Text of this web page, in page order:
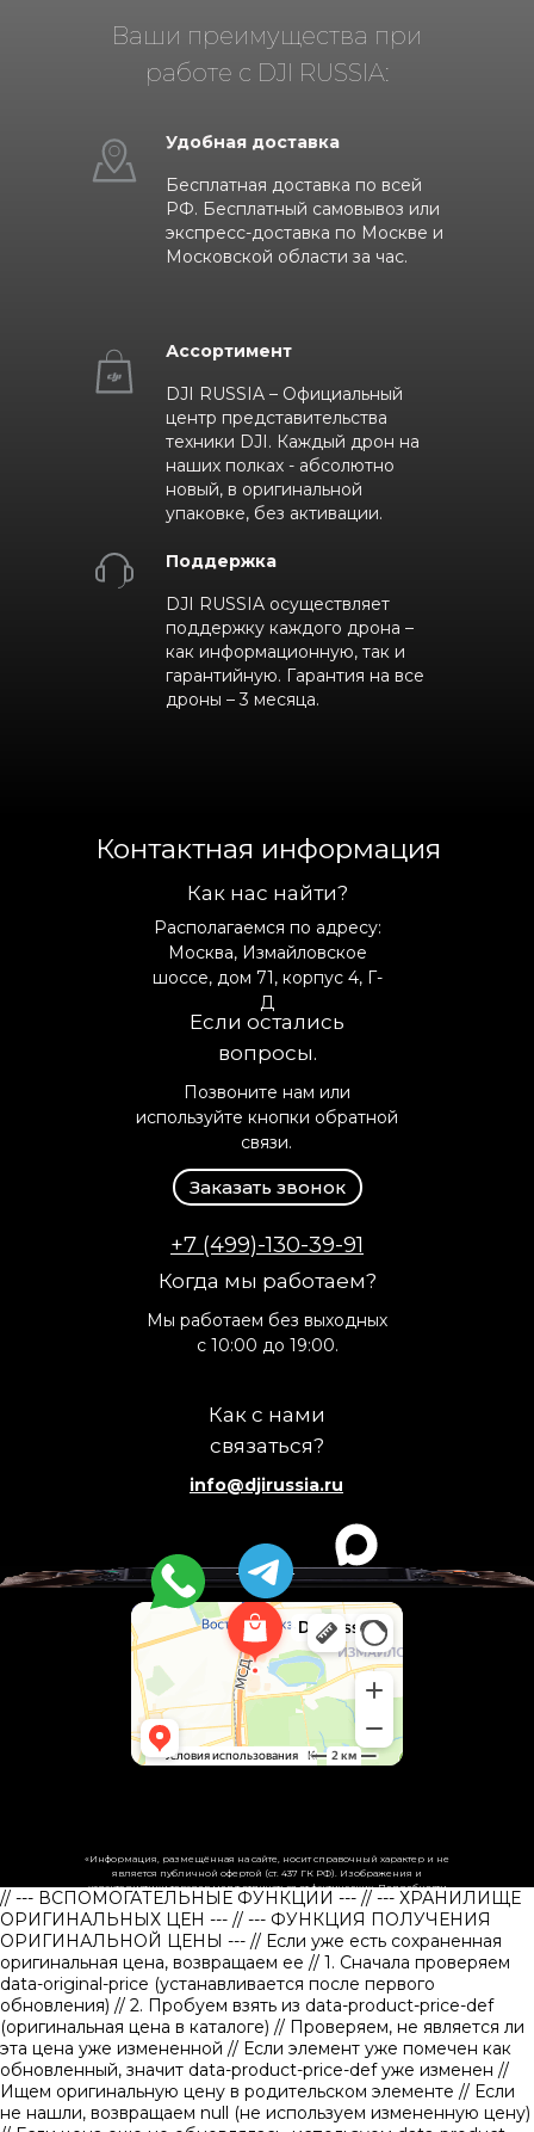
Ваши преимущества при
работе с DJI RUSSIA:
Удобная доставка
Бесплатная доставка по всей
РФ. Бесплатный самовывоз или
экспресс-доставка по Москве и
Московской области за час.
Ассортимент
DJI RUSSIA – Официальный
центр представительства
техники DJI. Каждый дрон на
наших полках - абсолютно
новый, в оригинальной
упаковке, без активации.
Поддержка
DJI RUSSIA осуществляет
поддержку каждого дрона –
как информационную, так и
гарантийную. Гарантия на все
дроны – 3 месяца.
Как нас найти?
Когда мы работаем?
Если остались
вопросы.
Как с нами
связаться?
Располагаемся по адресу:
Москва, Измайловское
шоссе, дом 71, корпус 4, Г-
Д
Мы работаем без выходных
с 10:00 до 19:00.
Позвоните нам или
используйте кнопки обратной
связи.
+7 (499)-130-39-91
info@djirussia.ru
Заказать звонок
Контактная информация
«Информация, размещённая на сайте, носит справочный характер и не
является публичной офертой (ст. 437 ГК РФ). Изображения и
характеристики товаров могут отличаться от фактических. Подробности
уточняйте у менеджеров.»
// --- ВСПОМОГАТЕЛЬНЫЕ ФУНКЦИИ --- // --- ХРАНИЛИЩЕ
ОРИГИНАЛЬНЫХ ЦЕН --- // --- ФУНКЦИЯ ПОЛУЧЕНИЯ
ОРИГИНАЛЬНОЙ ЦЕНЫ --- // Если уже есть сохраненная
оригинальная цена, возвращаем ее // 1. Сначала проверяем
data-original-price (устанавливается после первого
обновления) // 2. Пробуем взять из data-product-price-def
(оригинальная цена в каталоге) // Проверяем, не является ли
эта цена уже измененной // Если элемент уже помечен как
обновленный, значит data-product-price-def уже изменен //
Ищем оригинальную цену в родительском элементе // Если
не нашли, возвращаем null (не используем измененную цену)